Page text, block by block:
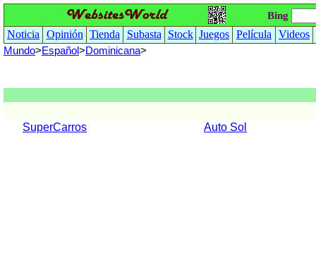
Bing
Noticia Opinión Tienda Subasta Stock Juegos Película Videos
Mundo>Español>Dominicana>
SuperCarros Auto Sol